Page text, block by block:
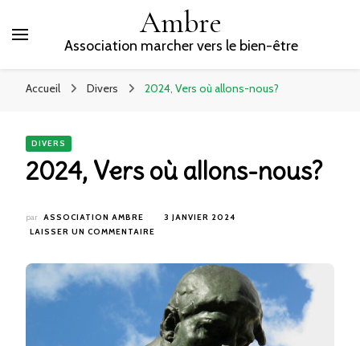
Ambre
Association marcher vers le bien-être
Accueil Divers 2024, Vers où allons-nous?
DIVERS
2024, Vers où allons-nous?
par ASSOCIATION AMBRE
3 JANVIER 2024
LAISSER UN COMMENTAIRE
ALLONS-
NOUS?